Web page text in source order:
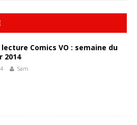
lecture Comics VO : semaine du
2014
Sam